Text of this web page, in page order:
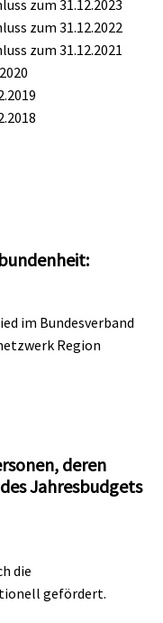
zum 31.12.2023
zum 31.12.2022
zum 31.12.2021
im Bundesverband
Region
deren
Jahresbudgets
die
gefördert.